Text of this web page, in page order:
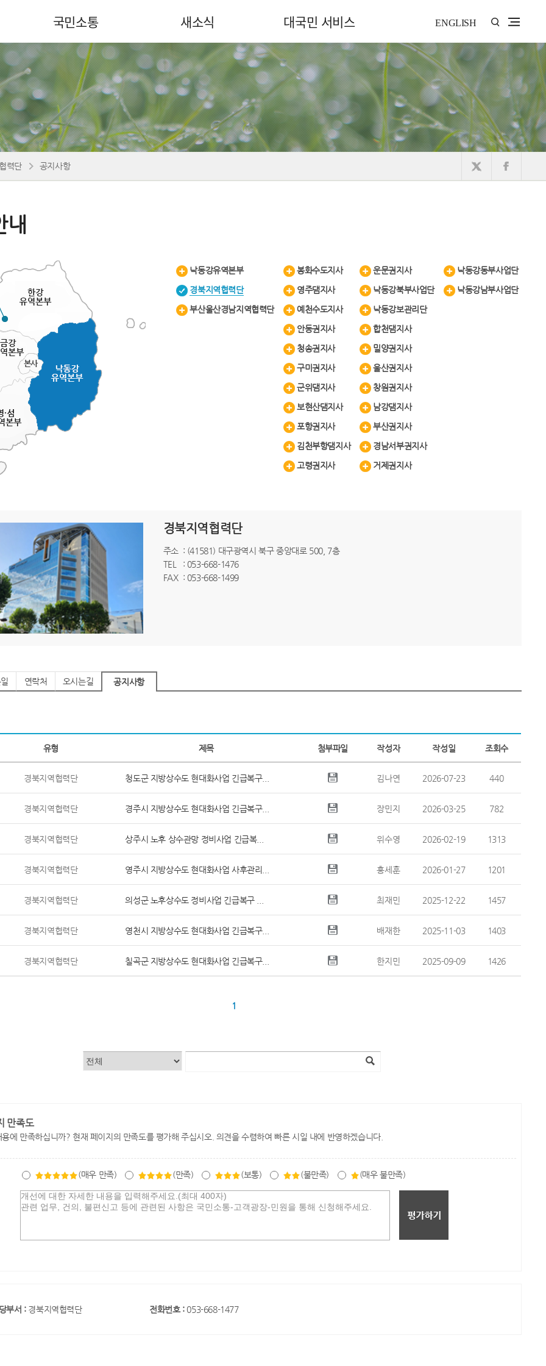
국민소통 새소식 대국민 서비스 ENGLISH
력단 공지사항
내
낙동강유역본부
경북지역협력단
부산울산경남지역협력단
봉화수도지사
영주댐지사
예천수도지사
안동권지사
청송권지사
구미권지사
군위댐지사
보현산댐지사
포항권지사
김천부항댐지사
고령권지사
운문권지사
낙동강북부사업단
낙동강보관리단
합천댐지사
밀양권지사
울산권지사
창원권지사
남강댐지사
부산권지사
경남서부권지사
거제권지사
낙동강동부사업단
낙동강남부사업단
경북지역협력단
주소 : (41581) 대구광역시 북구 중앙대로 500, 7층
TEL
: 053-668-1476
FAX : 053-668-1499
연락처 오시는길 공지사항
유형 제목 첨부파일 작성자 작성일 조회수
경북지역협력단 청도군 지방상수도 현대화사업 긴급복구... 김나연 2026-07-23 440
경북지역협력단 경주시 지방상수도 현대화사업 긴급복구... 장민지 2026-03-25 782
경북지역협력단 상주시 노후 상수관망 정비사업 긴급복... 위수영 2026-02-19 1313
경북지역협력단 영주시 지방상수도 현대화사업 사후관리... 홍세훈 2026-01-27 1201
경북지역협력단 의성군 노후상수도 정비사업 긴급복구 ... 최재민 2025-12-22 1457
경북지역협력단 영천시 지방상수도 현대화사업 긴급복구... 배재한 2025-11-03 1403
경북지역협력단 칠곡군 지방상수도 현대화사업 긴급복구... 한지민 2025-09-09 1426
1
만족도
에 만족하십니까? 현재 페이지의 만족도를 평가해 주십시오. 의견을 수렴하여 빠른 시일 내에 반영하겠습니다.
(매우 만족) (만족) (보통) (불만족) (매우 불만족)
부서 : 경북지역협력단 전화번호 : 053-668-1477